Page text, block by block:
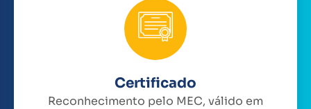
Certificado
Reconhecimento pelo MEC, válido em